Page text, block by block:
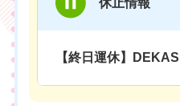
【終日運休】